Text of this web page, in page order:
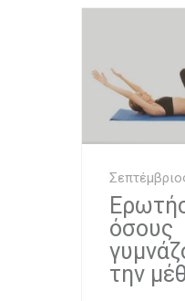
όσους
την